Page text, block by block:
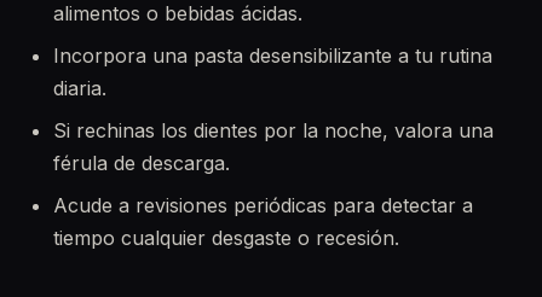
alimentos o bebidas ácidas.
Incorpora una pasta desensibilizante a tu rutina
diaria.
Si rechinas los dientes por la noche, valora una
férula de descarga.
Acude a revisiones periódicas para detectar a
tiempo cualquier desgaste o recesión.